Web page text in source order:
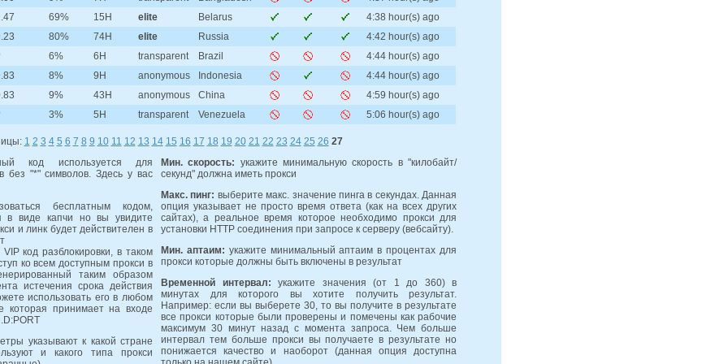
69% 15H elite Belarus
4:38 hour(s) ago
80% 74H elite Russia
4:42 hour(s) ago
6% 6H transparent Brazil
4:44 hour(s) ago
8% 9H anonymous Indonesia
4:44 hour(s) ago
9% 43H anonymous China
4:59 hour(s) ago
3% 5H transparent Venezuela 5:06 hour(s) ago
1 2 3 4 5 6 7 8 9 10 11 12 13 14 15 16 17 18 19 20 21 22 23 24 25 26 27
код используется для
без "*" символов. Здесь у вас
бесплатным кодом,
в виде капчи но вы увидите
и линк будет действителен в
код разблокировки, в таком
ко всем доступным прокси в
таким образом
истечения срока действия
использовать его в любом
которая принимает на входе
указывают к какой стране
и какого типа прокси
Мин. скорость: укажите минимальную скорость в "килобайт/
секунд" должна иметь прокси
Макс. пинг: выберите макс. значение пинга в секундах. Данная
опция указывает не просто время ответа (как на всех других
сайтах), а реальное время которое необходимо прокси для
установки HTTP соединения при запросе к серверу (вебсайту).
Мин. аптаим: укажите минимальный аптаим в процентах для
прокси которые должны быть включены в результат
Временной интервал: укажите значения (от 1 до 360) в
минутах для которого вы хотите получить результат.
Например: если вы выберете 30, то вы получите в результате
все прокси которые были проверены и помечены как рабочие
максимум 30 минут назад с момента запроса. Чем больше
интервал тем больше прокси вы получаете в результате но
понижается качество и наоборот (данная опция доступна